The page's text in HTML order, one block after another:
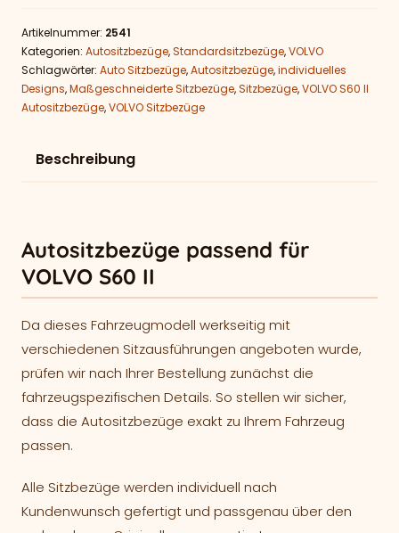
Artikelnummer: 2541
Kategorien: Autositzbezüge,Standardsitzbezüge,VOLVO
Schlagwörter: Auto Sitzbezüge,Autositzbezüge,individuelles
Designs,Maßgeschneiderte Sitzbezüge,Sitzbezüge,VOLVO S60 II
Autositzbezüge,VOLVO Sitzbezüge
Beschreibung
Autositzbezüge passend für
VOLVO S60 II
Da dieses Fahrzeugmodell werkseitig mit
verschiedenen Sitzausführungen angeboten wurde,
prüfen wir nach Ihrer Bestellung zunächst die
fahrzeugspezifischen Details. So stellen wir sicher,
dass die Autositzbezüge exakt zu Ihrem Fahrzeug
passen.
Alle Sitzbezüge werden individuell nach
Kundenwunsch gefertigt und passgenau über den